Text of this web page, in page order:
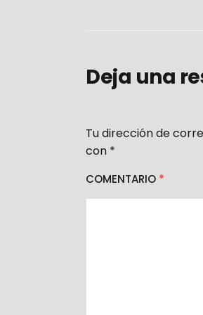
Deja una
Tu dirección de
con *
COMENTARIO *